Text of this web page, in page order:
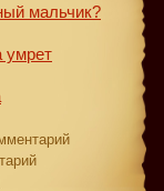
мальчик?
умрет